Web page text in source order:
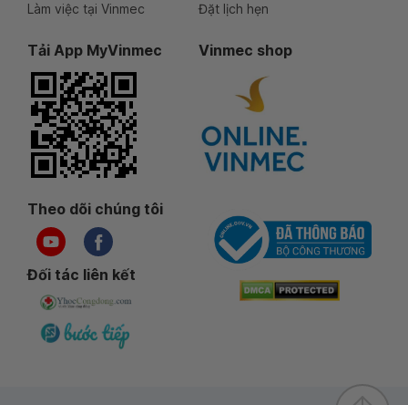
Làm việc tại Vinmec
Đặt lịch hẹn
Tải App MyVinmec Vinmec shop
Theo dõi chúng tôi
Đối tác liên kết